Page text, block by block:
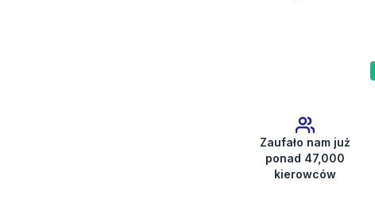
Zaufało nam już
ponad 47,000
kierowców